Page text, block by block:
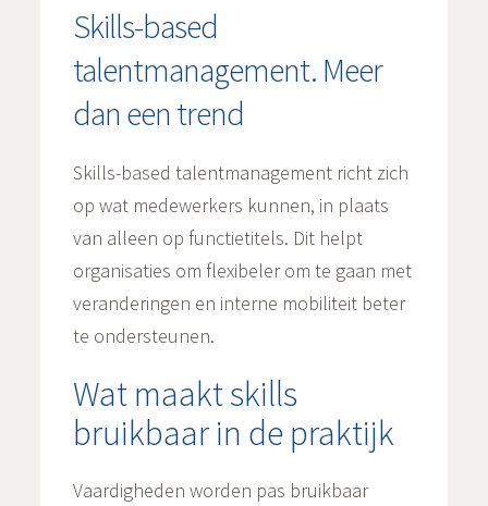
Skills-based
talentmanagement. Meer
dan een trend
Skills-based talentmanagement richt zich
op wat medewerkers kunnen, in plaats
van alleen op functietitels. Dit helpt
organisaties om flexibeler om te gaan met
veranderingen en interne mobiliteit beter
te ondersteunen.
Wat maakt skills
bruikbaar in de praktijk
Vaardigheden worden pas bruikbaar